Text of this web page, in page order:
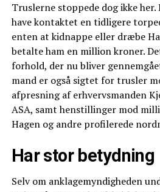
Truslerne stoppede dog ikke
have kontaktet en tidligere
enten at kidnappe eller dræbe
betalte ham en million kroner.
forhold, der nu bliver
mand er også sigtet for trusler
afpresning af erhvervsmanden
ASA, samt henstillinger mod
Hagen og andre profilerede
Har stor betydning
Selv om anklagemyndigheden